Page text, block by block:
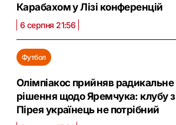
Карабахом у Лізі конференцій
6 серпня 21:56
Футбол
Олімпіакос прийняв радикальне
рішення щодо Яремчука: клубу з
Пірея українець не потрібний